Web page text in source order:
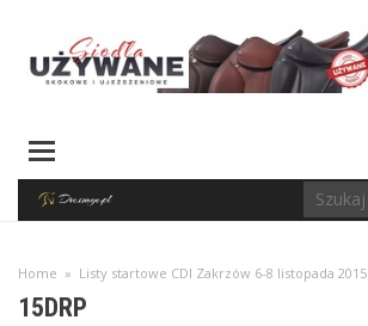
Home » Listy startowe CDI Zakrzów 6-8 listopada 2015
15DRP